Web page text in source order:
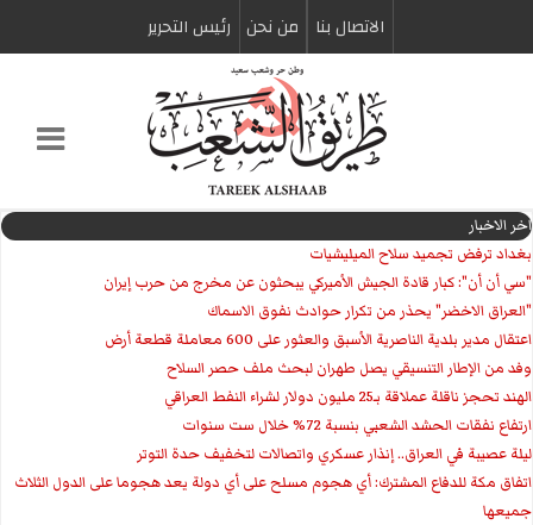
الاتصال بنا من نحن رئیس التحریر
اخر الاخبار
بغداد ترفض تجميد سلاح الميليشيات
"سي أن أن": كبار قادة الجيش الأميركي يبحثون عن مخرج من حرب إيران
"العراق الاخضر" يحذر من تكرار حوادث نفوق الاسماك
اعتقال مدير بلدية الناصرية الأسبق والعثور على 600 معاملة قطعة أرض
وفد من الإطار التنسيقي يصل طهران لبحث ملف حصر السلاح
الهند تحجز ناقلة عملاقة بـ25 مليون دولار لشراء النفط العراقي
ارتفاع نفقات الحشد الشعبي بنسبة 72% خلال ست سنوات
ليلة عصيبة في العراق.. إنذار عسكري واتصالات لتخفيف حدة التوتر
‏اتفاق مكة للدفاع المشترك: أي هجوم مسلح على أي دولة يعد هجوما على الدول الثلاث
جميعها